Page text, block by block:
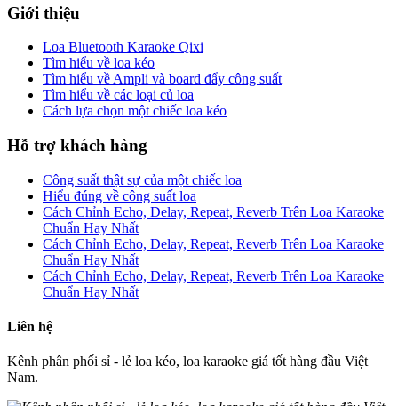
Giới thiệu
Loa Bluetooth Karaoke Qixi
Tìm hiểu về loa kéo
Tìm hiểu về Ampli và board đẩy công suất
Tìm hiểu về các loại củ loa
Cách lựa chọn một chiếc loa kéo
Hỗ trợ khách hàng
Công suất thật sự của một chiếc loa
Hiểu đúng về công suất loa
Cách Chỉnh Echo, Delay, Repeat, Reverb Trên Loa Karaoke
Chuẩn Hay Nhất
Cách Chỉnh Echo, Delay, Repeat, Reverb Trên Loa Karaoke
Chuẩn Hay Nhất
Cách Chỉnh Echo, Delay, Repeat, Reverb Trên Loa Karaoke
Chuẩn Hay Nhất
Liên hệ
Kênh phân phối sỉ - lẻ loa kéo, loa karaoke giá tốt hàng đầu Việt
Nam.